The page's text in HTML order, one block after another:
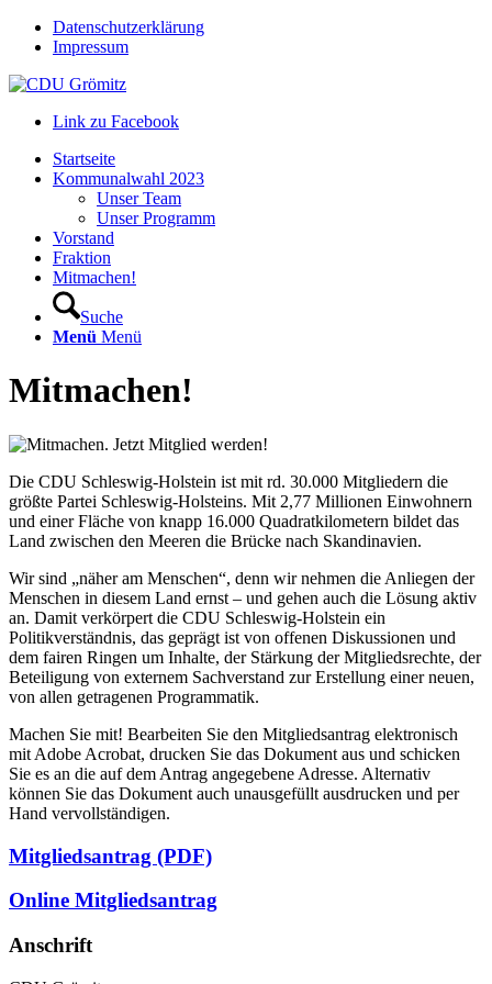
Datenschutzerklärung
Impressum
Link zu Facebook
Startseite
Kommunalwahl 2023
Unser Team
Unser Programm
Vorstand
Fraktion
Mitmachen!
Suche
Menü Menü
Mitmachen!
Die CDU Schleswig-Holstein ist mit rd. 30.000 Mitgliedern die
größte Partei Schleswig-Holsteins. Mit 2,77 Millionen Einwohnern
und einer Fläche von knapp 16.000 Quadratkilometern bildet das
Land zwischen den Meeren die Brücke nach Skandinavien.
Wir sind „näher am Menschen“, denn wir nehmen die Anliegen der
Menschen in diesem Land ernst – und gehen auch die Lösung aktiv
an. Damit verkörpert die CDU Schleswig-Holstein ein
Politikverständnis, das geprägt ist von offenen Diskussionen und
dem fairen Ringen um Inhalte, der Stärkung der Mitgliedsrechte, der
Beteiligung von externem Sachverstand zur Erstellung einer neuen,
von allen getragenen Programmatik.
Machen Sie mit! Bearbeiten Sie den Mitgliedsantrag elektronisch
mit Adobe Acrobat, drucken Sie das Dokument aus und schicken
Sie es an die auf dem Antrag angegebene Adresse. Alternativ
können Sie das Dokument auch unausgefüllt ausdrucken und per
Hand vervollständigen.
Mitgliedsantrag (PDF)
Online Mitgliedsantrag
Anschrift